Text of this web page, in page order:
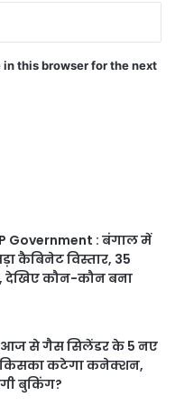
this browser for the next
Government : बंगाल में
कैबिनेट विस्तार, 35
देखिए कौन-कौन बना
: आज से गैस सिलेंडर के 5 नए
कटेगा कनेक्शन,
बुकिंग?